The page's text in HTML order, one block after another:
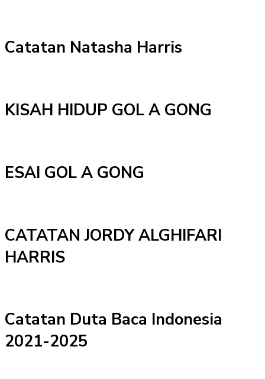
Catatan Natasha Harris
KISAH HIDUP GOL A GONG
ESAI GOL A GONG
CATATAN JORDY ALGHIFARI
HARRIS
Catatan Duta Baca Indonesia
2021-2025